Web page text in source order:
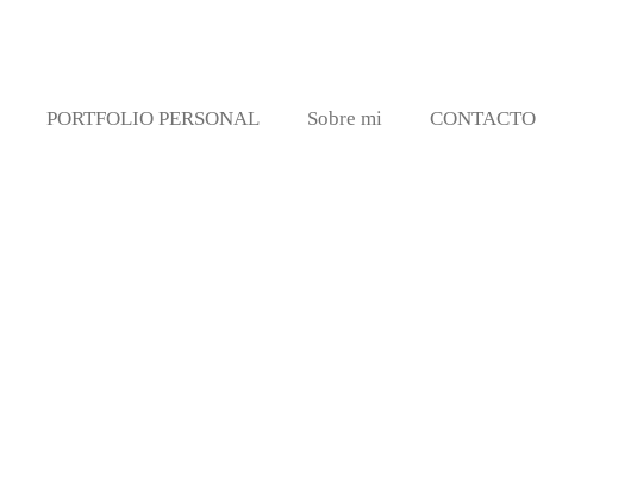
PORTFOLIO PERSONAL Sobre mi CONTACTO